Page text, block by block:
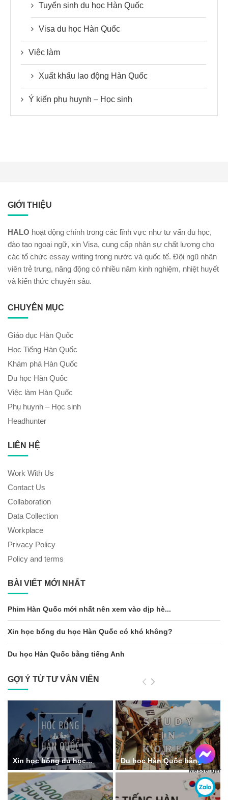
Tuyển sinh du học Hàn Quốc
Visa du học Hàn Quốc
Việc làm
Xuất khẩu lao động Hàn Quốc
Ý kiến phụ huynh – Học sinh
GIỚI THIỆU
HALO hoạt động chính trong các lĩnh vực như tư vấn du học,
đào tạo ngoại ngữ, xin Visa, cung cấp nhân sự chất lượng cho
các tổ chức essay writing trong nước và quốc tế. Đội ngũ nhân
viên trẻ trung, năng động có nhiều năm kinh nghiệm, nhiệt huyết
và kiến thức chuyên sâu.
CHUYÊN MỤC
Giáo dục Hàn Quốc
Học Tiếng Hàn Quốc
Khám phá Hàn Quốc
Du học Hàn Quốc
Việc làm Hàn Quốc
Phụ huynh – Học sinh
Headhunter
LIÊN HỆ
Work With Us
Contact Us
Collaboration
Data Collection
Workplace
Privacy Policy
Policy and terms
BÀI VIẾT MỚI NHẤT
Phim Hàn Quốc mới nhất nên xem vào dịp hè...
Xin học bổng du học Hàn Quốc có khó không?
Du học Hàn Quốc bằng tiếng Anh
GỢI Ý TỪ TƯ VẤN VIÊN
Xin học bổng du học... Du học Hàn Quốc bằng...
Messenger